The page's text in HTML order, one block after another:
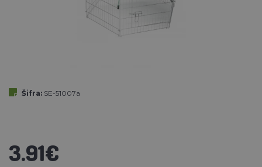
Šifra: SE-51007a
3.91€